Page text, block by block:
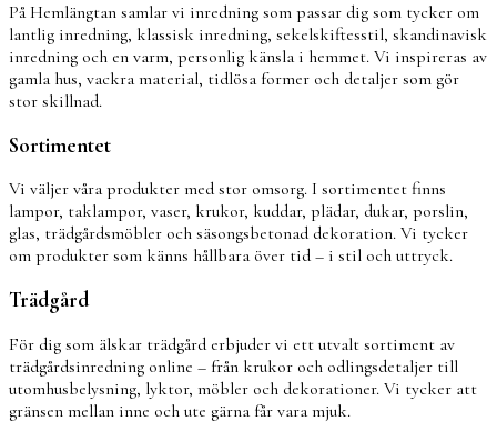
På Hemlängtan samlar vi inredning som passar dig som tycker om
lantlig inredning, klassisk inredning, sekelskiftesstil, skandinavisk
inredning och en varm, personlig känsla i hemmet. Vi inspireras av
gamla hus, vackra material, tidlösa former och detaljer som gör
stor skillnad.
Sortimentet
Vi väljer våra produkter med stor omsorg. I sortimentet finns
lampor, taklampor, vaser, krukor, kuddar, plädar, dukar, porslin,
glas, trädgårdsmöbler och säsongsbetonad dekoration. Vi tycker
om produkter som känns hållbara över tid – i stil och uttryck.
Trädgård
För dig som älskar trädgård erbjuder vi ett utvalt sortiment av
trädgårdsinredning online – från krukor och odlingsdetaljer till
utomhusbelysning, lyktor, möbler och dekorationer. Vi tycker att
gränsen mellan inne och ute gärna får vara mjuk.